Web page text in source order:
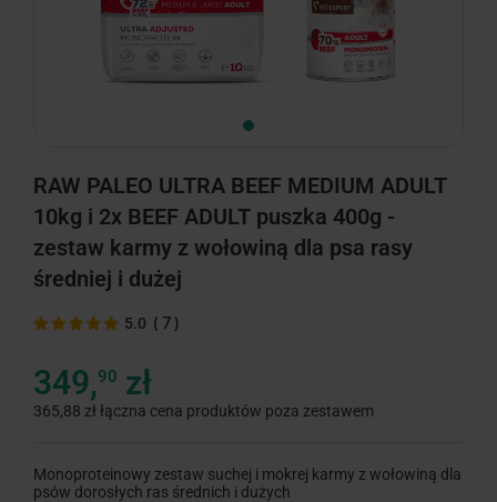
RAW PALEO ULTRA BEEF MEDIUM ADULT
10kg i 2x BEEF ADULT puszka 400g -
zestaw karmy z wołowiną dla psa rasy
średniej i dużej
5.0 ( 7 )
349,90 zł
365,88 zł łączna cena produktów poza zestawem
Monoproteinowy zestaw suchej i mokrej karmy z wołowiną dla
psów dorosłych ras średnich i dużych